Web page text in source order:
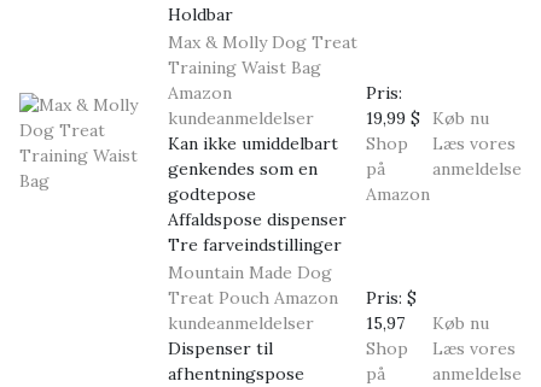
Holdbar
Max & Molly Dog Treat
Training Waist Bag
Amazon
kundeanmeldelser
Kan ikke umiddelbart
genkendes som en
godtepose
Affaldspose dispenser
Tre farveindstillinger
Pris:
19,99 $
Shop
på
Amazon
Køb nu
Læs vores
anmeldelse
Mountain Made Dog
Treat Pouch Amazon
kundeanmeldelser
Dispenser til
afhentningspose
Pris: $
15,97
Shop
på
Køb nu
Læs vores
anmeldelse